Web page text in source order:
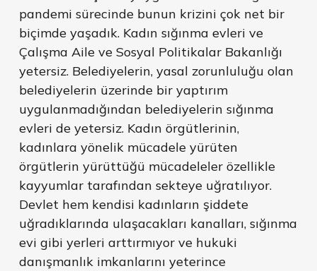
pandemi sürecinde bunun krizini çok net bir
biçimde yaşadık. Kadın sığınma evleri ve
Çalışma Aile ve Sosyal Politikalar Bakanlığı
yetersiz. Belediyelerin, yasal zorunluluğu olan
belediyelerin üzerinde bir yaptırım
uygulanmadığından belediyelerin sığınma
evleri de yetersiz. Kadın örgütlerinin,
kadınlara yönelik mücadele yürüten
örgütlerin yürüttüğü mücadeleler özellikle
kayyumlar tarafından sekteye uğratılıyor.
Devlet hem kendisi kadınların şiddete
uğradıklarında ulaşacakları kanalları, sığınma
evi gibi yerleri arttırmıyor ve hukuki
danışmanlık imkanlarını yeterince